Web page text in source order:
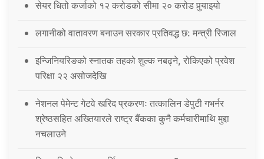
सेयर धितो कर्जाको १२ करोडको सीमा २० करोड पुर्‍याइयो
लगानीको वातावरण बनाउन सरकार प्रतिवद्ध छ: मन्त्री रिजाल
इन्जिनियरिङको स्नातक तहको शुल्क नबढ्ने, रोकिएको प्रवेश
परिक्षा २२ असोजदेखि
नेशनल पेमेन्ट गेटवे खरिद प्रकरणः तत्कालिन डेपुटी गभर्नर
श्रेष्ठसहित अख्तियारले राष्ट्र बैंकका कुनै कर्मचारीमाथि मुद्दा
नचलाउने